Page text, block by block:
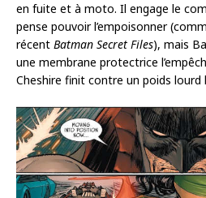
en fuite et à moto. Il engage le
pense pouvoir l’empoisonner
récent Batman Secret Files), mais
une membrane protectrice
Cheshire finit contre un poids lourd